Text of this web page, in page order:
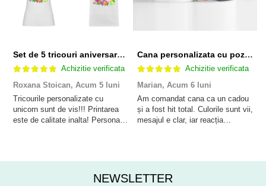
Set de 5 tricouri aniversare pentru nasi, parinti si copil, personalizate cu nume, varsta si mesaj "Motivul fericirii lor" model Unicorn
Achizitie verificata
Roxana Stoican, Acum 5 luni
Tricourile personalizate cu
unicorn sunt de vis!!! Printarea
este de calitate inalta! Personalul
anisor!
Cana personalizata cu poza si model Pensionare
Achizitie verificata
Marian, Acum 6 luni
Am comandat cana ca un cadou
și a fost hit total. Culorile sunt vii,
mesajul e clar, iar reacția
NEWSLETTER